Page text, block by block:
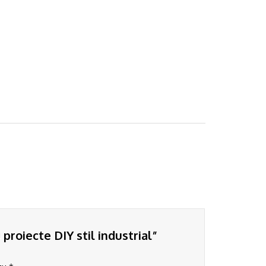
proiecte DIY stil industrial”